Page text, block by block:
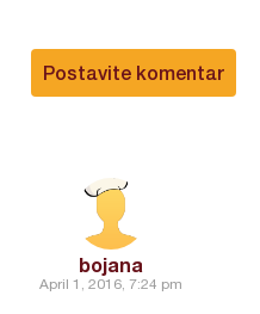
Postavite komentar
bojana
April 1, 2016, 7:24 pm